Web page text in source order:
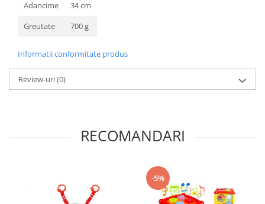
Adancime
34 cm
Greutate
700 g
Informatii conformitate produs
Review-uri(0)
RECOMANDARI
-5%